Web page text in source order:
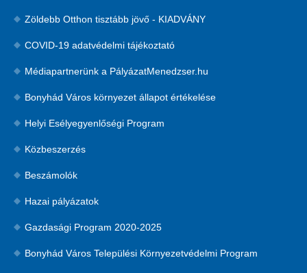
Zöldebb Otthon tisztább jövő - KIADVÁNY
COVID-19 adatvédelmi tájékoztató
Médiapartnerünk a PályázatMenedzser.hu
Bonyhád Város környezet állapot értékelése
Helyi Esélyegyenlőségi Program
Közbeszerzés
Beszámolók
Hazai pályázatok
Gazdasági Program 2020-2025
Bonyhád Város Települési Környezetvédelmi Program